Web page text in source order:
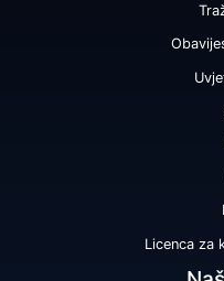
Licenca za